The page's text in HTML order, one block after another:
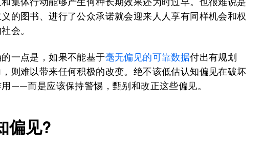
的图书、进行了公众承诺就会迎来人人享有同样机会和权
会。
一点是，如果不能基于毫无偏见的可靠数据付出有规划
则难以带来任何积极的改变。绝不该低估认知偏见在破坏
——而是应该保持警惕，甄别和改正这些偏见。
偏见?